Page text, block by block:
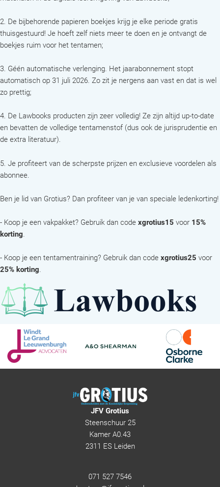
2. De bijbehorende papieren boekjes krijg je elke periode gratis
thuisgestuurd! Je hoeft zelf niets meer te doen en je ontvangt de
boekjes ruim voor het tentamen;
3. Géén automatische verlenging. Het jaarabonnement stopt
automatisch op 31 juli 2026. Zo zit je nergens aan vast en dat is wel
zo prettig;
4. De Lawbooks producten zijn zeer volledig! Ze zijn altijd up-to-date
en bevatten de volledige tentamenstof (dus ook de jurisprudentie en
de extra literatuur).
5. Je profiteert van de scherpste prijzen en exclusieve voordelen als
abonnee.
Ben je lid van Grotius? Dan profiteer van je van speciale ledenkorting!
- Koop je een vakpakket? Gebruik dan code xgrotius15 voor 15%
korting.
- Koop je een tentamentraining? Gebruik dan code xgrotius25 voor
25% korting.
JFV Grotius
Steenschuur 25
Kamer A0.43
2311 ES Leiden
071 527 7546